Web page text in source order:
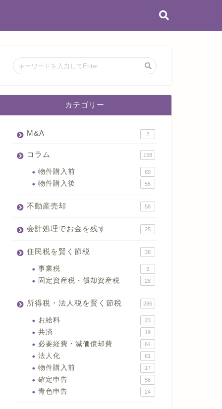
カテゴリー
M&A 2
コラム 158
物件購入前 89
物件購入後 55
不動産売却 58
会計処理でお金を残す 25
住民税を賢く節税 38
事業税 3
固定資産税・償却資産税 28
所得税・法人税を賢く節税 286
お給料 23
共済 19
必要経費・減価償却費 64
法人化 61
物件購入前 17
確定申告 58
青色申告 24